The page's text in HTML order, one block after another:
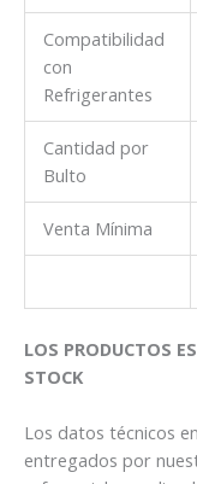
Compatibilidad
con
Refrigerantes
Cantidad por
Bulto
Venta Mínima
LOS PRODUCTOS
STOCK
Los datos técnicos
entregados por